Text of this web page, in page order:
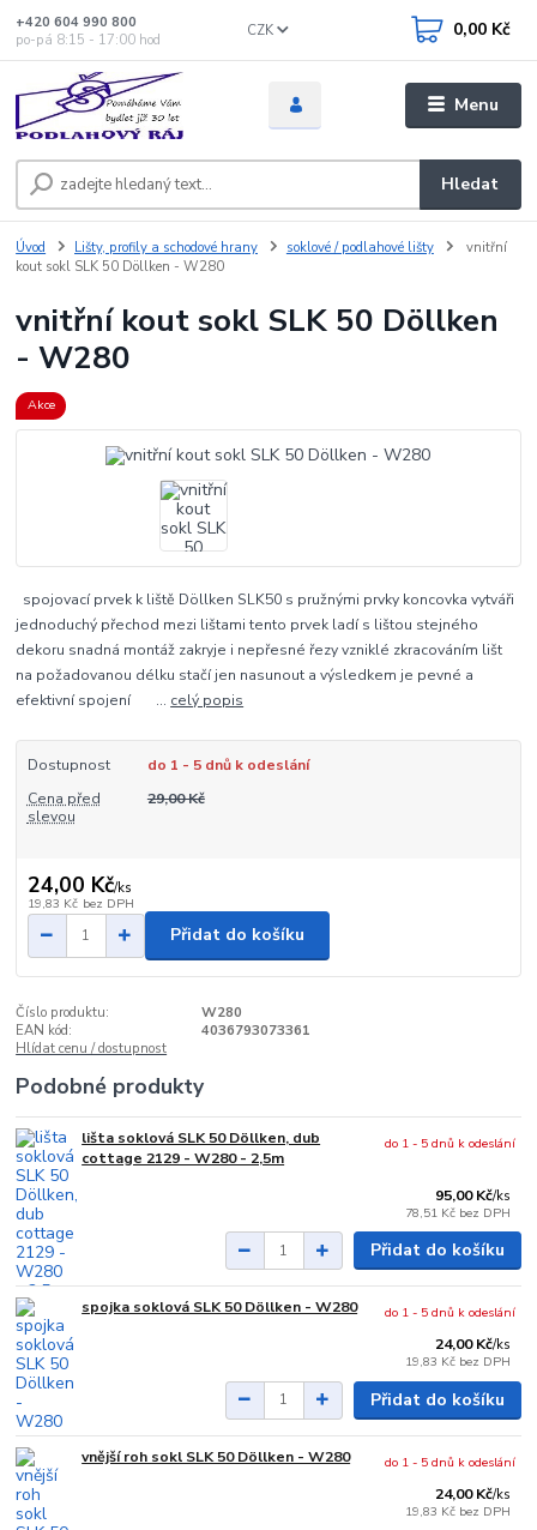
Menu
CZK
Hledat
+420 604 990 800
po-pá 8:15 - 17:00 hod
0,00 Kč
Úvod Lišty, profily a schodové hrany soklové / podlahové lišty
vnitřní
kout sokl SLK 50 Döllken - W280
vnitřní kout sokl SLK 50 Döllken
- W280
Akce
spojovací prvek k liště Döllken SLK50 s pružnými prvky koncovka vytváři
jednoduchý přechod mezi lištami tento prvek ladí s lištou stejného
dekoru snadná montáž zakryje i nepřesné řezy vzniklé zkracováním lišt
na požadovanou délku stačí jen nasunout a výsledkem je pevné a
efektivní spojení ... celý popis
Dostupnost
do 1 - 5 dnů k odeslání
Cena před
slevou
29,00 Kč
24,00 Kč/ks
19,83 Kč bez DPH
Přidat do košíku
Číslo produktu:
W280
EAN kód:
4036793073361
Hlídat cenu / dostupnost
Podobné produkty
lišta soklová SLK 50 Döllken, dub
cottage 2129 - W280 - 2,5m
95,00 Kč/ks
78,51 Kč bez DPH
do 1 - 5 dnů k odeslání
Přidat do košíku
spojka soklová SLK 50 Döllken - W280
24,00 Kč/ks
19,83 Kč bez DPH
do 1 - 5 dnů k odeslání
Přidat do košíku
vnější roh sokl SLK 50 Döllken - W280
24,00 Kč/ks
19,83 Kč bez DPH
do 1 - 5 dnů k odeslání